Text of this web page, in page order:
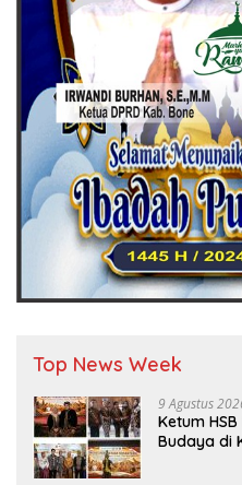
Top News Week
9 Agustus
Ketum
Budaya di